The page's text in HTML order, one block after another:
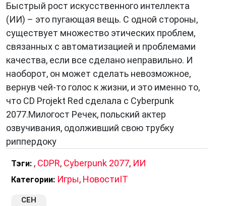
Быстрый рост искусственного интеллекта
(ИИ) – это пугающая вещь. С одной стороны,
существует множество этических проблем,
связанных с автоматизацией и проблемами
качества, если все сделано неправильно. И
наоборот, он может сделать невозможное,
вернув чей-то голос к жизни, и это именно то,
что CD Projekt Red сделала с Cyberpunk
2077.Милогост Речек, польский актер
озвучивания, одолживший свою трубку
риппердоку
Тэги: , CDPR, Cyberpunk 2077, ИИ
Категории: Игры, НовостиIT
СЕН